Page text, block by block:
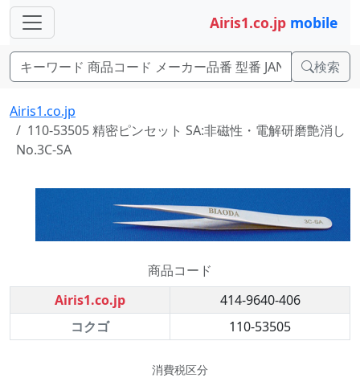
Airis1.co.jp mobile
検索
Airis1.co.jp
110-53505 精密ピンセット SA:非磁性・電解研磨艶消し
No.3C-SA
商品コード
Airis1.co.jp
414-9640-406
コクゴ
110-53505
消費税区分